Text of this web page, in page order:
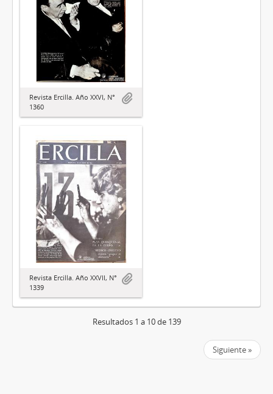
Revista Ercilla. Año XXVI, N°
1360
Revista Ercilla. Año XXVII, N°
1339
Resultados 1 a 10 de 139
Siguiente »